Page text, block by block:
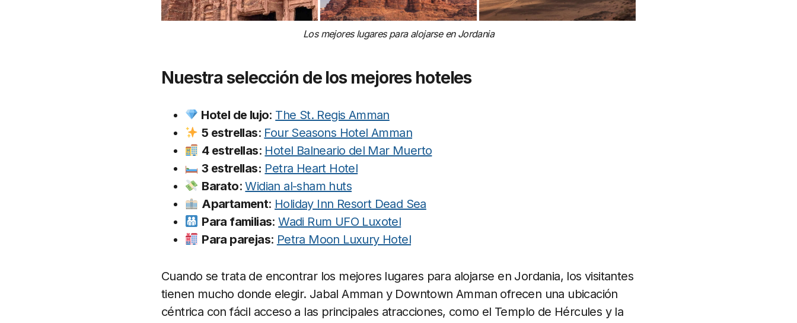
Los mejores lugares para alojarse en Jordania
Nuestra selección de los mejores hoteles
Hotel de lujo: The St. Regis Amman
5 estrellas: Four Seasons Hotel Amman
4 estrellas: Hotel Balneario del Mar Muerto
3 estrellas: Petra Heart Hotel
Barato:Widian al-sham huts
Apartament: Holiday Inn Resort Dead Sea
Para familias:Wadi Rum UFO Luxotel
Para parejas: Petra Moon Luxury Hotel
Cuando se trata de encontrar los mejores lugares para alojarse en Jordania, los visitantes
tienen mucho donde elegir. Jabal Amman y Downtown Amman ofrecen una ubicación
céntrica con fácil acceso a las principales atracciones, como el Templo de Hércules y la